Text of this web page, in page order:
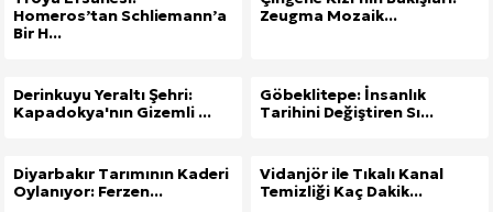
Homeros’tan Schliemann’a
Bir H...
Zeugma Mozaik...
Derinkuyu Yeraltı Şehri:
Kapadokya'nın Gizemli ...
Göbeklitepe: İnsanlık
Tarihini Değiştiren Sı...
Diyarbakır Tarımının Kaderi
Oylanıyor: Ferzen...
Vidanjör ile Tıkalı Kanal
Temizliği Kaç Dakik...